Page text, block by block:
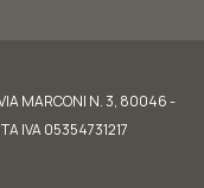
MARCONI N. 3, 80046 -
IVA 05354731217